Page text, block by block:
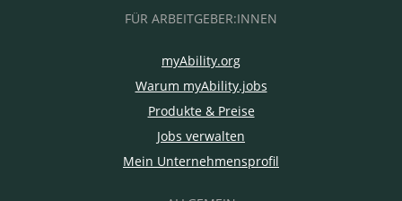
FÜR ARBEITGEBER:INNEN
myAbility.org
Warum myAbility.jobs
Produkte & Preise
Jobs verwalten
Mein Unternehmensprofil